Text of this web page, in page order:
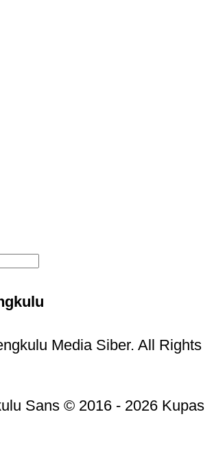
Media Siber. All Rights
Sans © 2016 - 2026 Kupas